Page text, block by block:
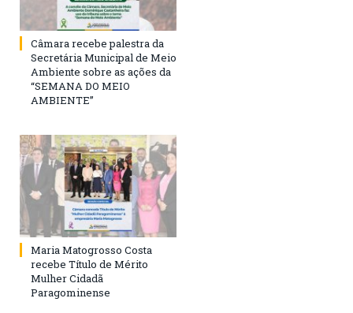
Câmara recebe palestra da
Secretária Municipal de Meio
Ambiente sobre as ações da
“SEMANA DO MEIO
AMBIENTE”
Maria Matogrosso Costa
recebe Título de Mérito
Mulher Cidadã
Paragominense